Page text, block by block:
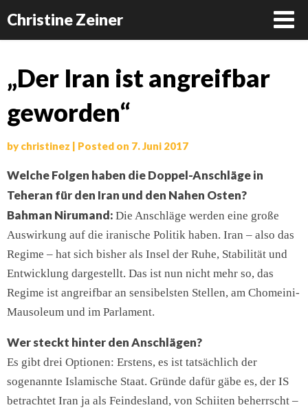
Christine Zeiner
Skip
to
content
„Der Iran ist angreifbar
geworden“
by christinez | Posted on 7. Juni 2017
Welche Folgen haben die Doppel-Anschläge in
Teheran für den Iran und den Nahen Osten?
Bahman Nirumand: Die Anschläge werden eine große
Auswirkung auf die iranische Politik haben. Iran – also das
Regime – hat sich bisher als Insel der Ruhe, Stabilität und
Entwicklung dargestellt. Das ist nun nicht mehr so, das
Regime ist angreifbar an sensibelsten Stellen, am Chomeini-
Mausoleum und im Parlament.
Wer steckt hinter den Anschlägen?
Es gibt drei Optionen: Erstens, es ist tatsächlich der
sogenannte Islamische Staat. Gründe dafür gäbe es, der IS
betrachtet Iran ja als Feindesland, von Schiiten beherrscht –